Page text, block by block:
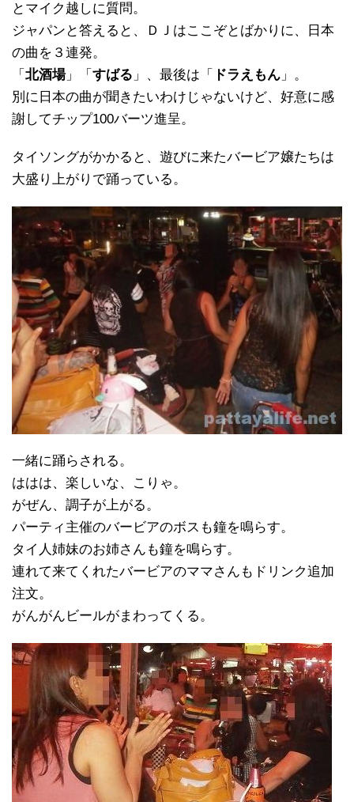
とマイク越しに質問。
ジャパンと答えると、ＤＪはここぞとばかりに、日本
の曲を３連発。
「 北酒場」「 すばる 」、最後は「 ドラえもん 」。
別に日本の曲が聞きたいわけじゃないけど、好意に感
謝してチップ100バーツ進呈。
タイソングがかかると、遊びに来たバービア嬢たちは
大盛り上がりで踊っている。
一緒に踊らされる。
ははは、楽しいな、こりゃ。
がぜん、調子が上がる。
パーティ主催のバービアのボスも鐘を鳴らす。
タイ人姉妹のお姉さんも鐘を鳴らす。
連れて来てくれたバービアのママさんもドリンク追加
注文。
がんがんビールがまわってくる。